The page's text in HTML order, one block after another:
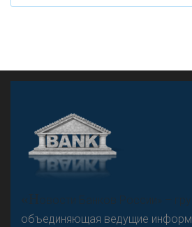
«Н
овости Банков России» –
объединяющая ведущие